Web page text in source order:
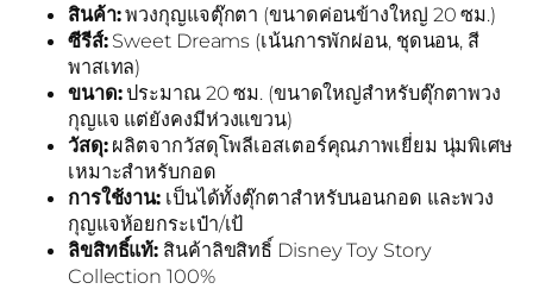
สินค้า:พวงกุญแจตุ๊กตา (ขนาดค่อนข้างใหญ่ 20 ซม.)
ซีรีส์:Sweet Dreams (เน้นการพักผ่อน, ชุดนอน, สี
พาสเทล)
ขนาด:ประมาณ 20 ซม. (ขนาดใหญ่สำหรับตุ๊กตาพวง
กุญแจ แต่ยังคงมีห่วงแขวน)
วัสดุ:ผลิตจากวัสดุโพลีเอสเตอร์คุณภาพเยี่ยม นุ่มพิเศษ
เหมาะสำหรับกอด
การใช้งาน: เป็นได้ทั้งตุ๊กตาสำหรับนอนกอด และพวง
กุญแจห้อยกระเป๋า/เป้
ลิขสิทธิ์แท้: สินค้าลิขสิทธิ์ Disney Toy Story
Collection 100%